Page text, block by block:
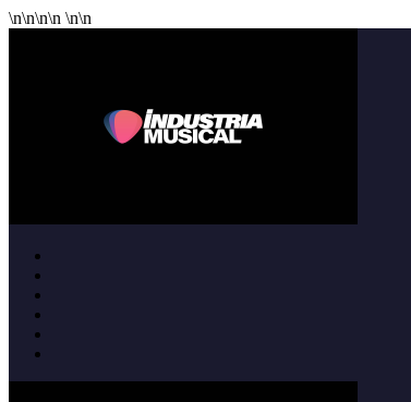
\n\n\n\n \n\n